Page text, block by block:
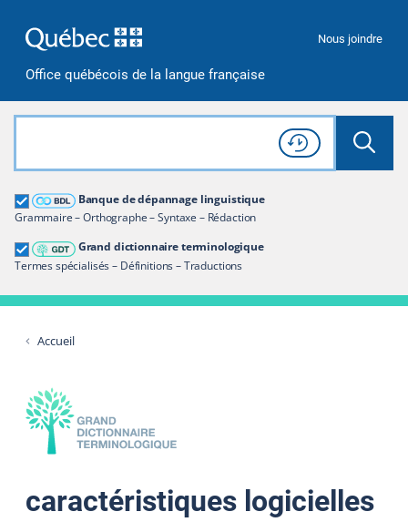
Office québécois de la langue française
Nous joindre
Rechercher dans tout le site
Lancer
Consulter l'
Historique
de recherche
Banque de dépannage linguistique
Grammaire – Orthographe – Syntaxe – Rédaction
Grand dictionnaire terminologique
Termes spécialisés – Définitions – Traductions
Grand dictionnaire terminologique
Restreindre aux termes
Accueil
caractéristiques logicielles